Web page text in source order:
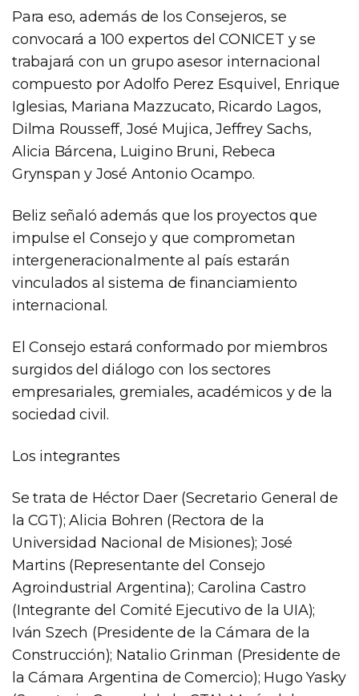
Para eso, además de los Consejeros, se
convocará a 100 expertos del CONICET y se
trabajará con un grupo asesor internacional
compuesto por Adolfo Perez Esquivel, Enrique
Iglesias, Mariana Mazzucato, Ricardo Lagos,
Dilma Rousseff, José Mujica, Jeffrey Sachs,
Alicia Bárcena, Luigino Bruni, Rebeca
Grynspan y José Antonio Ocampo.
Beliz señaló además que los proyectos que
impulse el Consejo y que comprometan
intergeneracionalmente al país estarán
vinculados al sistema de financiamiento
internacional.
El Consejo estará conformado por miembros
surgidos del diálogo con los sectores
empresariales, gremiales, académicos y de la
sociedad civil.
Los integrantes
Se trata de Héctor Daer (Secretario General de
la CGT); Alicia Bohren (Rectora de la
Universidad Nacional de Misiones); José
Martins (Representante del Consejo
Agroindustrial Argentina); Carolina Castro
(Integrante del Comité Ejecutivo de la UIA);
Iván Szech (Presidente de la Cámara de la
Construcción); Natalio Grinman (Presidente de
la Cámara Argentina de Comercio); Hugo Yasky